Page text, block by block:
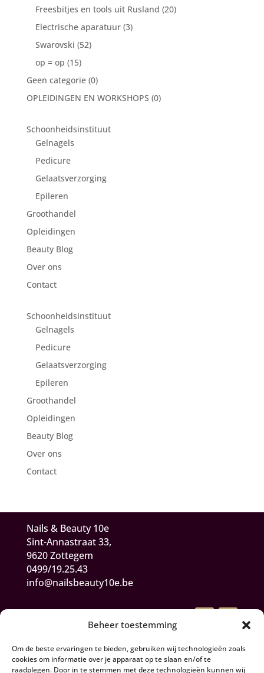
Beheer toestemming
Om de beste ervaringen te bieden, gebruiken wij technologieën zoals
cookies om informatie over je apparaat op te slaan en/of te
raadplegen. Door in te stemmen met deze technologieën kunnen wij
Freesbitjes en tools uit Rusland (20)
Electrische aparatuur (3)
Swarovski (52)
op = op (15)
Geen categorie (0)
OPLEIDINGEN EN WORKSHOPS (0)
Schoonheidsinstituut
Gelnagels
Pedicure
Gelaatsverzorging
Epileren
Groothandel
Opleidingen
Beauty Blog
Over ons
Contact
Schoonheidsinstituut
Gelnagels
Pedicure
Gelaatsverzorging
Epileren
Groothandel
Opleidingen
Beauty Blog
Over ons
Contact
Nails & Beauty 10e
Sint-Annastraat 33,
9620 Zottegem
0499/19.25.43
info@nailsbeauty10e.be